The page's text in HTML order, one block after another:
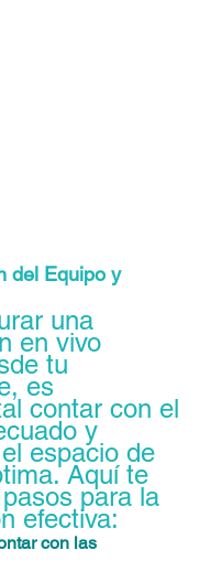
del Equipo y
una
en vivo
tu
es
contar con el
y
espacio de
Aquí te
para la
efectiva:
con las